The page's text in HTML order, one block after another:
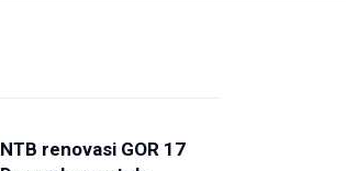
NTB renovasi GOR 17